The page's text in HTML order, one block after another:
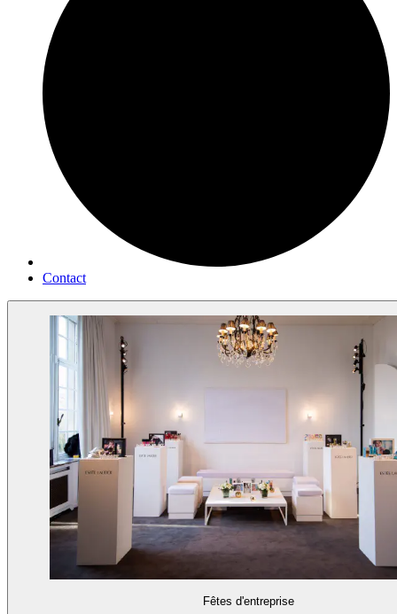
Contact
Fêtes d'entreprise